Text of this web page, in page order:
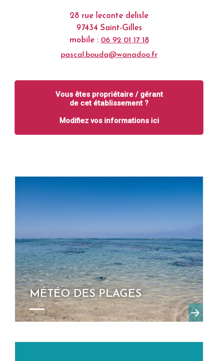
28 rue leconte delisle
97434 Saint-Gilles
mobile : 06 92 01 17 18
pascal.bouda@wanadoo.fr
Vous êtes propriétaire / gérant
de cet établissement ?
Modifiez vos informations ici
MÉTÉO DES PLAGES